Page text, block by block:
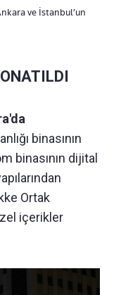
ve İstanbul’un
binasının
binasının dijital
Ortak
içerikler